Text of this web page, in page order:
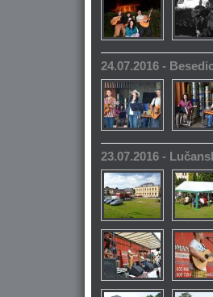
24.07.2016 -
23.07.2016 -